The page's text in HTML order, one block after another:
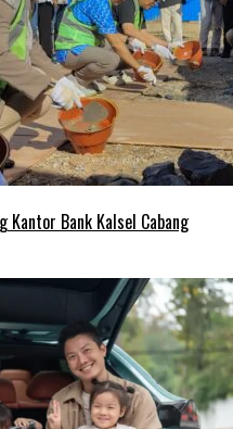
Kantor Bank Kalsel Cabang